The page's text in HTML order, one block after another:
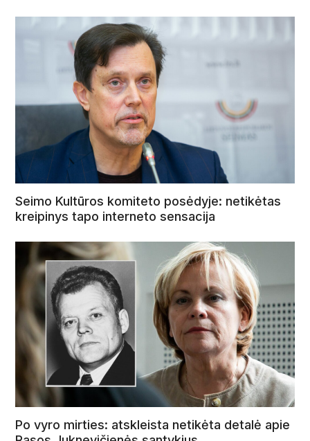
Seimo Kultūros komiteto posėdyje: netikėtas
kreipinys tapo interneto sensacija
Po vyro mirties: atskleista netikėta detalė apie